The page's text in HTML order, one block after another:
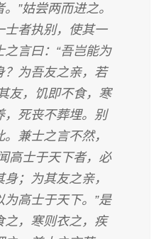
”姑尝两而进之。
士者执别，使其一
言曰：“吾岂能为
？为吾友之亲，若
友，饥即不食，寒
，死丧不葬埋。别
兼士之言不然，
高士于天下者，必
；为其友之亲，
高士于天下。”是
之，寒则衣之，疾